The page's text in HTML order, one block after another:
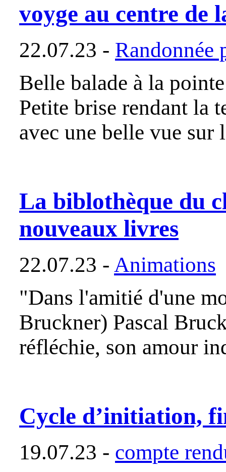
voyge au centre de
22.07.23 - Randonnée
Belle balade à la
Petite brise rendant la
avec une belle vue
La biblothèque du
nouveaux livres
22.07.23 - Animations
"Dans l'amitié d'une
Bruckner) Pascal
réfléchie, son amour
Cycle d’initiation,
19.07.23 - compte